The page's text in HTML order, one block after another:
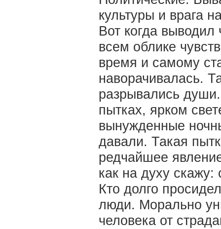
культуры и врага
Вот когда выводил
всем облике
время и самому
наворачивалась.
разрывались
пытках, ярком
вынужденные
давали. Такая
редчайшее
как на духу
Кто долго
люди. Морально
человека от